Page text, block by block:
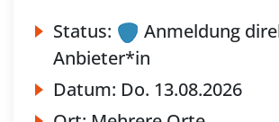
Status:
Anmeldung
Anbieter*in
Datum: Do. 13.08.2026